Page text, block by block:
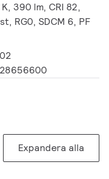
390 lm, CRI 82,
RG0, SDCM 6, PF
Expandera alla